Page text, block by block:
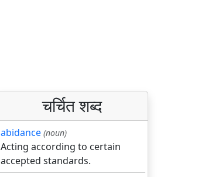
चर्चित शब्द
abidance (noun)
Acting according to certain
accepted standards.